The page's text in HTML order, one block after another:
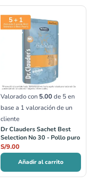
Valorado con 5.00de 5 en
base a 1 valoración de un
cliente
Dr Clauders Sachet Best
Selection No 30 - Pollo puro
S/9.00
Añadir al carrito